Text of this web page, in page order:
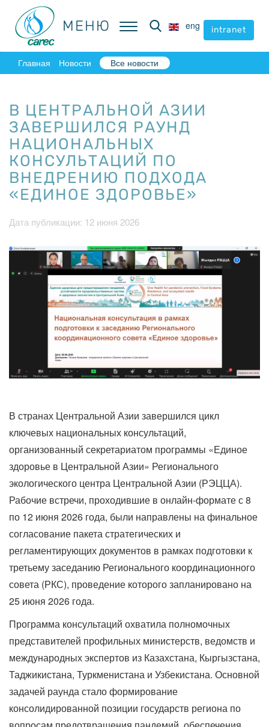
МЕНЮ eng intranet
МЕНЮ eng intranet
Главная Новости Все новости
В ЦЕНТРАЛЬНОЙ АЗИИ
ЗАВЕРШИЛСЯ РАУНД
НАЦИОНАЛЬНЫХ
КОНСУЛЬТАЦИЙ ПО
ВНЕДРЕНИЮ ПОДХОДА
«ЕДИНОЕ ЗДОРОВЬЕ»
Дата публикации: 12 июня 2026
В странах Центральной Азии завершился цикл
ключевых национальных консультаций,
организованный секретариатом программы «Единое
здоровье в Центральной Азии» Регионального
экологического центра Центральной Азии (РЭЦЦА).
Рабочие встречи, проходившие в онлайн-формате с 8
по 12 июня 2026 года, были направлены на финальное
согласование пакета стратегических и
регламентирующих документов в рамках подготовки к
третьему заседанию Регионального координационного
совета (РКС), проведение которого запланировано на
25 июня 2026 года.
Программа консультаций охватила полномочных
представителей профильных министерств, ведомств и
международных экспертов из Казахстана, Кыргызстана,
Таджикистана, Туркменистана и Узбекистана. Основной
задачей раунда стало формирование
консолидированной позиции государств региона по